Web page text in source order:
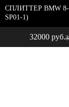
32000 руб.
СПЛИТТЕР BMW 8-
SP01-1)